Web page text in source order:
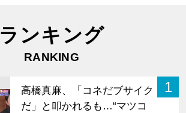
ランキング
RANKING
1
高橋真麻、「コネだブサイク
だ」と叩かれるも…“マツコ